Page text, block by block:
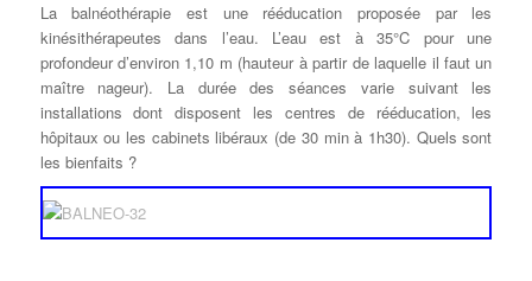
La balnéothérapie est une rééducation proposée par les
kinésithérapeutes dans l’eau. L’eau est à 35°C pour une
profondeur d’environ 1,10 m (hauteur à partir de laquelle il faut un
maître nageur). La durée des séances varie suivant les
installations dont disposent les centres de rééducation, les
hôpitaux ou les cabinets libéraux (de 30 min à 1h30). Quels sont
les bienfaits ?